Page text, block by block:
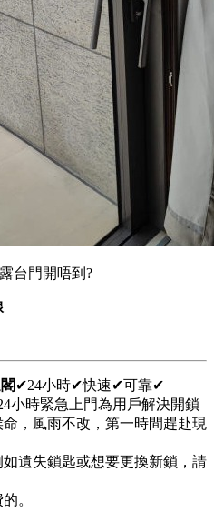
台門開唔到?
✔24小時✔快速✔可靠✔
小時緊急上門為用戶解決開鎖
，風雨不改，第一時間趕赴現
遺失鎖匙或想要更換新鎖，請
。